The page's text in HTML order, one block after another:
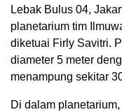
Lebak Bulus 04,
planetarium tim
diketuai Firly Savitri.
diameter 5 meter
menampung sekitar
Di dalam